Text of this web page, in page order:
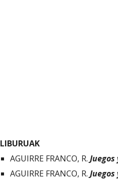
LIBURUAK
AGUIRRE FRANCO, R.
AGUIRRE FRANCO, R.